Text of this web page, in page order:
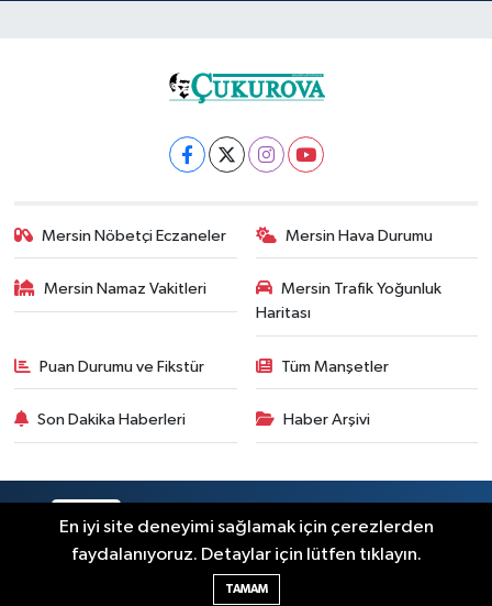
Mersin Nöbetçi Eczaneler Mersin Hava Durumu
Mersin Namaz Vakitleri
Mersin Trafik Yoğunluk
Haritası
Puan Durumu ve Fikstür Tüm Manşetler
Son Dakika Haberleri Haber Arşivi
RSS Copyright © 2025. Her hakkı saklıdır.
Haber Yazılımı:
En iyi site deneyimi sağlamak için çerezlerden
faydalanıyoruz. Detaylar için lütfen tıklayın.
TAMAM